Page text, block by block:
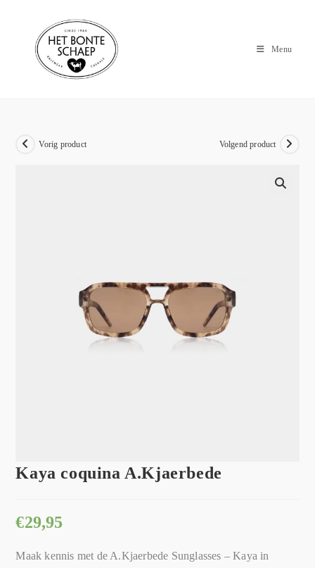
Menu
Vorig product Volgend product
Kaya coquina A.Kjaerbede
€29,95
Maak kennis met de A.Kjaerbede Sunglasses – Kaya in